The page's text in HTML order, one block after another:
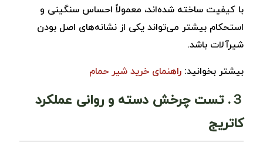
با کیفیت ساخته شده‌اند، معمولاً احساس سنگینی و
استحکام بیشتر می‌تواند یکی از نشانه‌های اصل بودن
شیرآلات باشد.
بیشتر بخوانید: راهنمای خرید شیر حمام
３. تست چرخش دسته و روانی عملکرد
کاتریج